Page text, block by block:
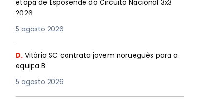
etapa de Esposende do Circuito Nacional 3x3
2026
5 agosto 2026
D. Vitória SC contrata jovem norueguês para a
equipa B
5 agosto 2026